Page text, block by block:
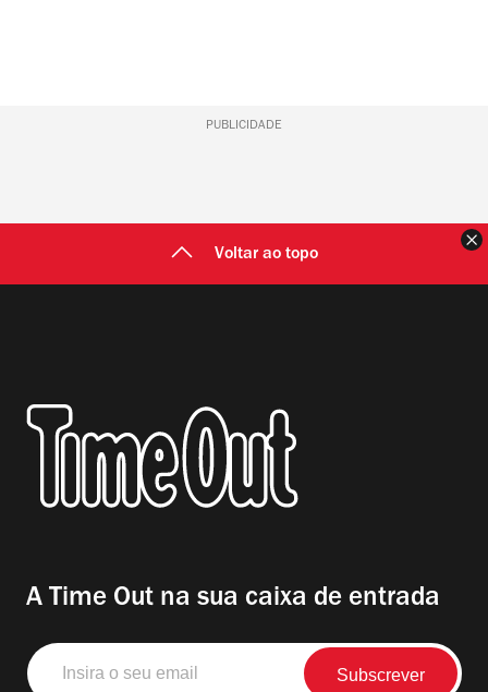
PUBLICIDADE
Voltar ao topo
A Time Out na sua caixa de entrada
Insira
o